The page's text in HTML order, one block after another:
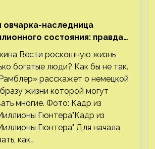
овчарка-наследница
состояния: правда
Вести роскошную жизнь
богатые люди? Как бы не так.
расскажет о немецкой
жизни которой могут
многие. Фото: Кадр из
Гюнтера"Кадр из
Гюнтера" Для начала
как…